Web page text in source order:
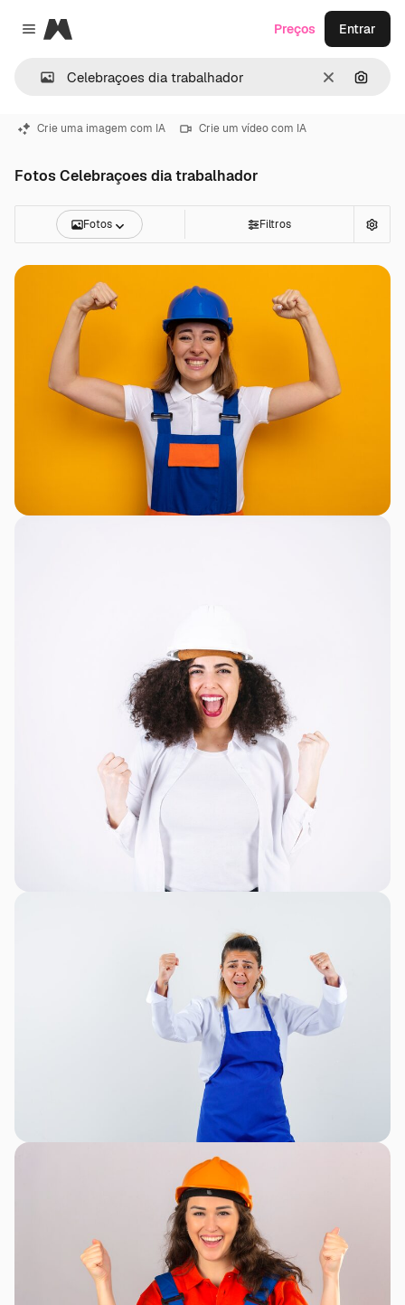
Close menu
Magnific
Limpar
Preços Entrar
Crie uma imagem com IA Crie um vídeo com IA
Fotos Celebraçoes dia trabalhador
Fotos Filtros